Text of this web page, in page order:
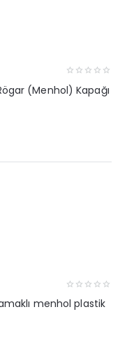
(Menhol) Kapağı
menhol plastik